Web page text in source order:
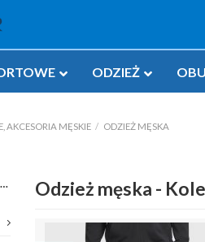
ODZIEŻ
AKCESORIA MĘSKIE / ODZIEŻ MĘSKA
Odzież męska -